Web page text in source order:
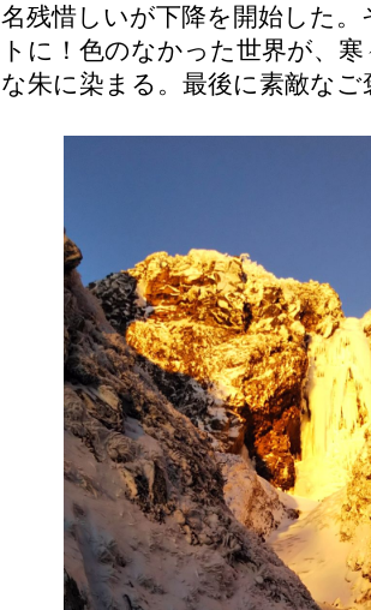
名残惜しいが下降を開始した
トに！色のなかった世界が、
な朱に染まる。最後に素敵な